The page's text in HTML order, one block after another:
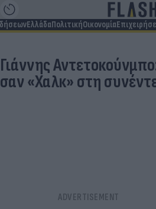
ΕλλάδαΠολιτικήΟικονομία
Γιάννης
σαν «Χαλκ» στη